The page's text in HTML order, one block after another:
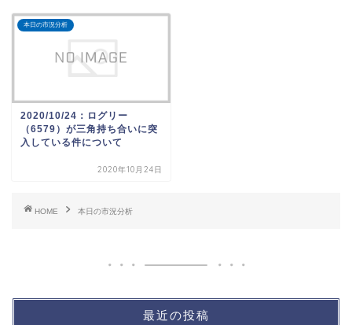
本日の市況分析
2020/10/24：ログリー
（6579）が三角持ち合いに突
入している件について
2020年10月24日
HOME 本日の市況分析
最近の投稿